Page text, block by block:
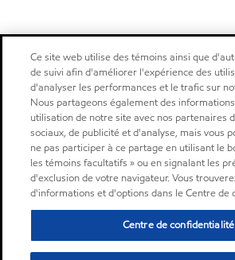
Ce site web utilise des témoins ainsi que
de suivi afin d'améliorer l'expérience des
d'analyser les performances et le trafic sur
Nous partageons également des
utilisation de notre site avec nos partenaires
sociaux, de publicité et d'analyse, mais vous
ne pas participer à ce partage en utilisant le
les témoins facultatifs » ou en signalant les
d'exclusion de votre navigateur. Vous
d'informations et d'options dans le Centre de
Centre de confidentialité